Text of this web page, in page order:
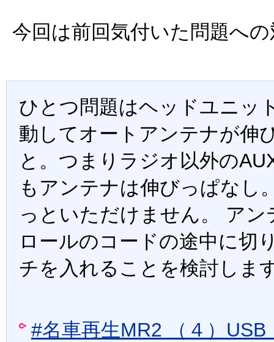
今回は前回気付いた問題へ
ひとつ問題はヘッドユニッ
動してオートアンテナが伸
と。つまりラジオ以外の
もアンテナは伸びっぱなし
っといただけません。 アン
ロールのコードの途中に切
チを入れることを検討しま
#名車再生MR2 （４）USB